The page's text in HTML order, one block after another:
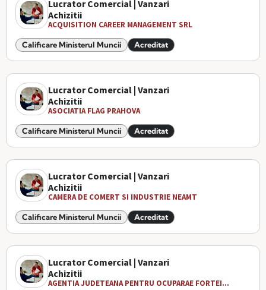
Lucrator Comercial | Vanzari
Achizitii
ACQUISITION CAREER MANAGEMENT SRL
Calificare Ministerul Muncii Acreditat
Lucrator Comercial | Vanzari
Achizitii
ASOCIATIA FLAG PRAHOVA
Calificare Ministerul Muncii Acreditat
Lucrator Comercial | Vanzari
Achizitii
CAMERA DE COMERT SI INDUSTRIE NEAMT
Calificare Ministerul Muncii Acreditat
Lucrator Comercial | Vanzari
Achizitii
AGENTIA JUDETEANA PENTRU OCUPARAE FORTEI...